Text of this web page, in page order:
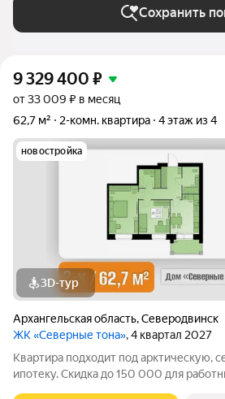
Сохранить
9 329 400 ₽
от 33 009 ₽ в месяц
62,7 м²
2-комн. квартира 4 этаж из 4
новостройка
3D-тур
Архангельская область,Северодвинск
ЖК «Северные тона», 4 квартал 2027
Квартира подходит под арктическую,
ипотеку. Скидка до 150 000 для работников ОПК, учителей,